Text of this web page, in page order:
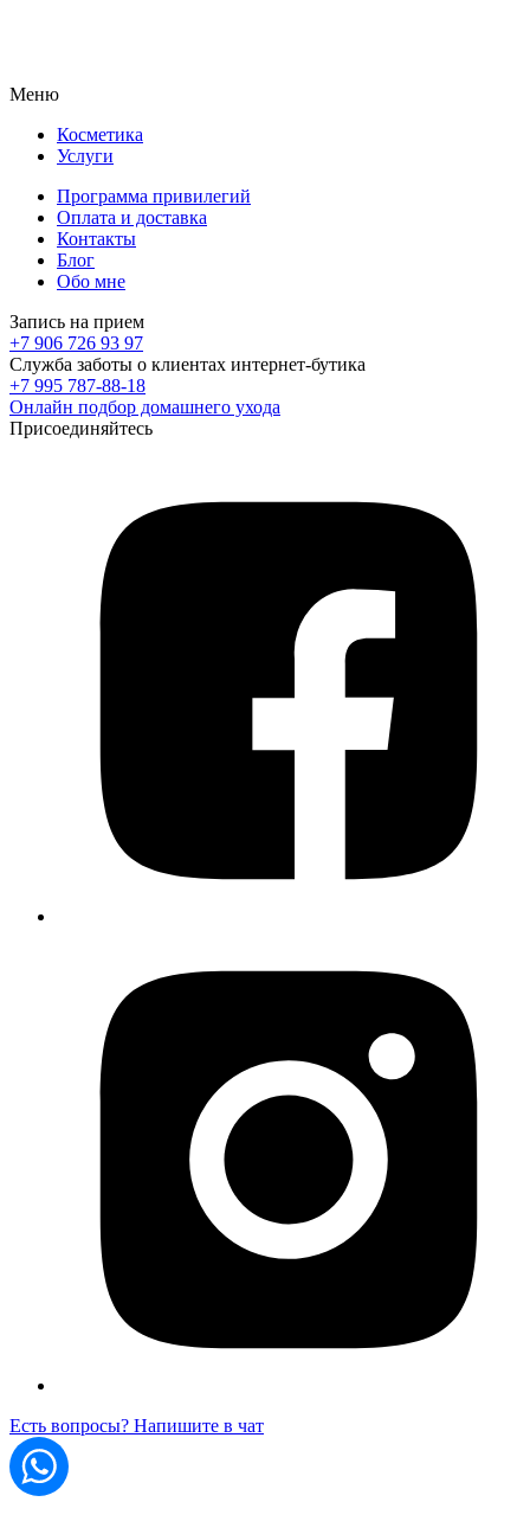
Меню
Косметика
Услуги
Программа привилегий
Оплата и доставка
Контакты
Блог
Обо мне
Запись на прием
+7 906 726 93 97
Служба заботы о клиентах интернет-бутика
+7 995 787-88-18
Онлайн подбор домашнего ухода
Присоединяйтесь
Есть вопросы? Напишите в чат